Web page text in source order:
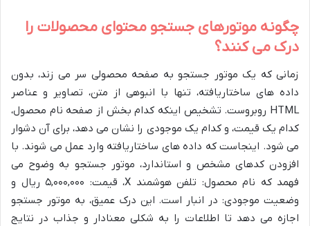
چگونه موتورهای جستجو محتوای محصولات را
درک می کنند؟
زمانی که یک موتور جستجو به صفحه محصولی سر می زند، بدون
داده های ساختاریافته، تنها با انبوهی از متن، تصاویر و عناصر
HTML روبروست. تشخیص اینکه کدام بخش از صفحه نام محصول،
کدام یک قیمت، و کدام یک موجودی را نشان می دهد، برای آن دشوار
می شود. اینجاست که داده های ساختاریافته وارد عمل می شوند. با
افزودن کدهای مشخص و استاندارد، موتور جستجو به وضوح می
فهمد که نام محصول: تلفن هوشمند X، قیمت: ۵,۰۰۰,۰۰۰ ریال و
وضعیت موجودی: در انبار است. این درک عمیق، به موتور جستجو
اجازه می دهد تا اطلاعات را به شکلی معنادار و جذاب در نتایج